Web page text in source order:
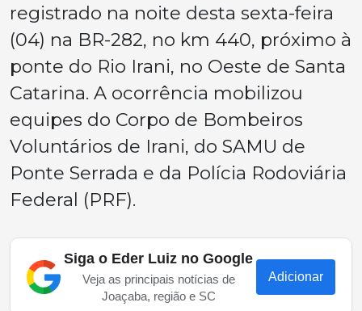
registrado na noite desta sexta-feira
(04) na BR-282, no km 440, próximo à
ponte do Rio Irani, no Oeste de Santa
Catarina. A ocorrência mobilizou
equipes do Corpo de Bombeiros
Voluntários de Irani, do SAMU de
Ponte Serrada e da Polícia Rodoviária
Federal (PRF).
Siga o Eder Luiz no Google
Veja as principais notícias de
Joaçaba, região e SC
Adicionar